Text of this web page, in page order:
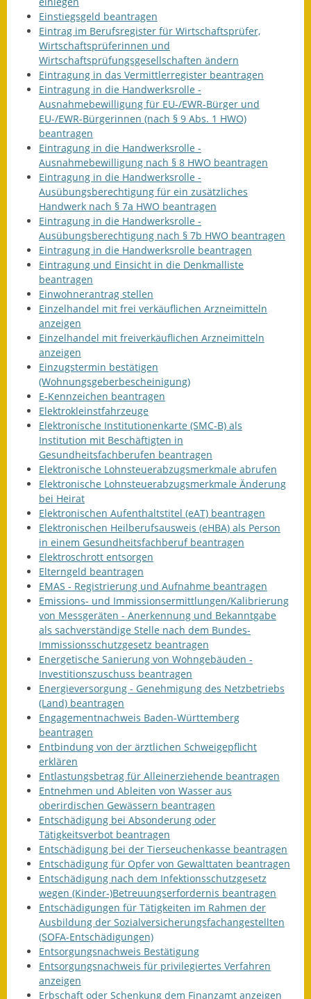
Einstiegsgeld beantragen
Eintrag im Berufsregister für Wirtschaftsprüfer,
Wirtschaftsprüferinnen und
Wirtschaftsprüfungsgesellschaften ändern
Eintragung in das Vermittlerregister beantragen
Eintragung in die Handwerksrolle -
Ausnahmebewilligung für EU-/EWR-Bürger und
EU-/EWR-Bürgerinnen (nach § 9 Abs. 1 HWO)
beantragen
Eintragung in die Handwerksrolle -
Ausnahmebewilligung nach § 8 HWO beantragen
Eintragung in die Handwerksrolle -
Ausübungsberechtigung für ein zusätzliches
Handwerk nach § 7a HWO beantragen
Eintragung in die Handwerksrolle -
Ausübungsberechtigung nach § 7b HWO beantragen
Eintragung in die Handwerksrolle beantragen
Eintragung und Einsicht in die Denkmalliste
beantragen
Einwohnerantrag stellen
Einzelhandel mit frei verkäuflichen Arzneimitteln
anzeigen
Einzelhandel mit freiverkäuflichen Arzneimitteln
anzeigen
Einzugstermin bestätigen
(Wohnungsgeberbescheinigung)
E-Kennzeichen beantragen
Elektrokleinstfahrzeuge
Elektronische Institutionenkarte (SMC-B) als
Institution mit Beschäftigten in
Gesundheitsfachberufen beantragen
Elektronische Lohnsteuerabzugsmerkmale abrufen
Elektronische Lohnsteuerabzugsmerkmale Änderung
bei Heirat
Elektronischen Aufenthaltstitel (eAT) beantragen
Elektronischen Heilberufsausweis (eHBA) als Person
in einem Gesundheitsfachberuf beantragen
Elektroschrott entsorgen
Elterngeld beantragen
EMAS - Registrierung und Aufnahme beantragen
Emissions- und Immissionsermittlungen/Kalibrierung
von Messgeräten - Anerkennung und Bekanntgabe
als sachverständige Stelle nach dem Bundes-
Immissionsschutzgesetz beantragen
Energetische Sanierung von Wohngebäuden -
Investitionszuschuss beantragen
Energieversorgung - Genehmigung des Netzbetriebs
(Land) beantragen
Engagementnachweis Baden-Württemberg
beantragen
Entbindung von der ärztlichen Schweigepflicht
erklären
Entlastungsbetrag für Alleinerziehende beantragen
Entnehmen und Ableiten von Wasser aus
oberirdischen Gewässern beantragen
Entschädigung bei Absonderung oder
Tätigkeitsverbot beantragen
Entschädigung bei der Tierseuchenkasse beantragen
Entschädigung für Opfer von Gewalttaten beantragen
Entschädigung nach dem Infektionsschutzgesetz
wegen (Kinder-)Betreuungserfordernis beantragen
Entschädigungen für Tätigkeiten im Rahmen der
Ausbildung der Sozialversicherungsfachangestellten
(SOFA-Entschädigungen)
Entsorgungsnachweis Bestätigung
Entsorgungsnachweis für privilegiertes Verfahren
anzeigen
Erbschaft oder Schenkung dem Finanzamt anzeigen